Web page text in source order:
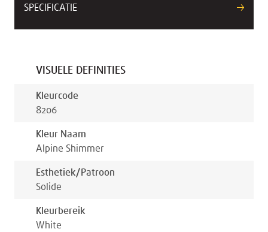
SPECIFICATIE
VISUELE DEFINITIES
Kleurcode
8206
Kleur Naam
Alpine Shimmer
Esthetiek/patroon
Solide
Kleurbereik
White